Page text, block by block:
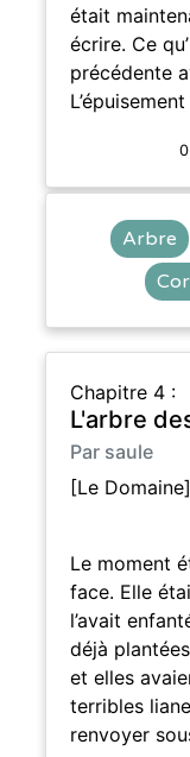
était
écrire. Ce
précédente
Arbre
Chapitre 4 :
L'arbre
Par saule
[Le Domaine]
Le moment
face. Elle
l’avait
déjà
et elles
terribles
renvoyer